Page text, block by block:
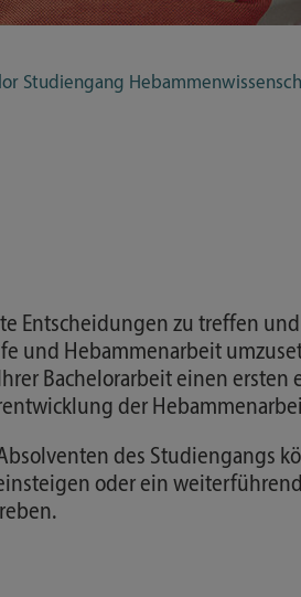
Studiengang
Entscheidungen zu treffen
und Hebammenarbeit
Bachelorarbeit einen ersten
der
des Studiengangs
oder ein